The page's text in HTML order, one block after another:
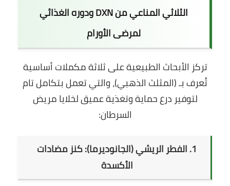
الثلاثي المناعي من DXN ودوره الغذائي
لمرضى الأورام
تركز الأبحاث الطبيعية على ثلاثة مكملات أساسية
تُعرف بـ (المثلث الذهبي)، والتي تعمل بتكامل تام
لتوفير درع حماية وتغذية عميق لخلايا مريض
السرطان:
1. الفطر الريشي (الجانوديرما): كنز مضادات
الأكسدة